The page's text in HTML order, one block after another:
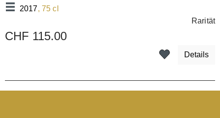
2017, 75 cl
Rarität
CHF 115.00
Details